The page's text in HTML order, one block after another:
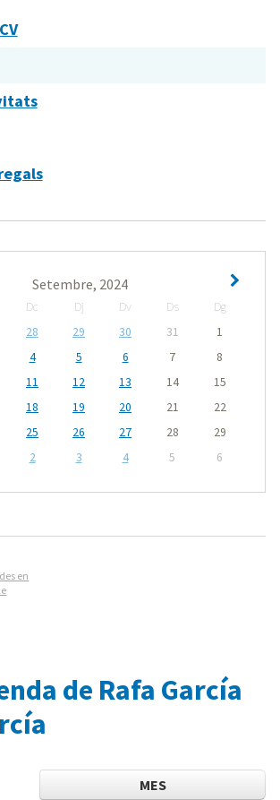
Setembre, 2024
Dc Dj Dv Ds
Dg
28 29 30 31
1
4 5 6 7
8
11 12 13 14
15
18 19 20 21
22
25 26 27 28
29
2 3 4 5 6
en
de Rafa García
MES